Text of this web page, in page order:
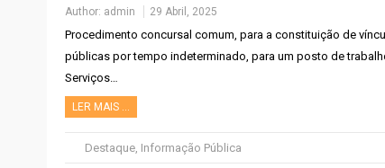
Author: admin 29 Abril, 2025
Procedimento concursal comum, para a constituição de
públicas por tempo indeterminado, para um posto de
Serviços…
LER MAIS …
Destaque, Informação Pública